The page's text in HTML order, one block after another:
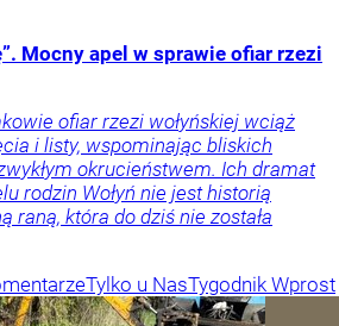
Mocny apel w sprawie ofiar rzezi
ofiar rzezi wołyńskiej wciąż
i listy, wspominając bliskich
okrucieństwem. Ich dramat
rodzin Wołyń nie jest historią
raną, która do dziś nie została
Tylko u NasTygodnik Wprost